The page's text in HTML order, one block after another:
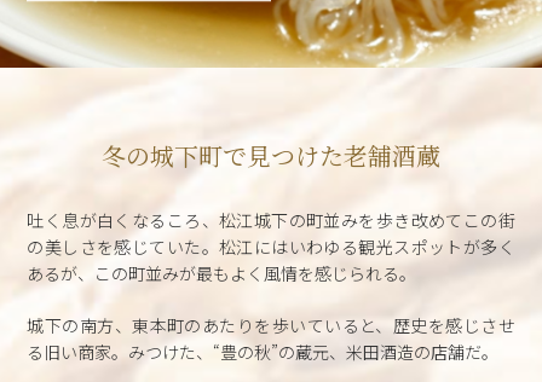
冬の城下町で見つけた老舗酒蔵
吐く息が白くなるころ、松江城下の町並みを歩き改めてこの街
の美しさを感じていた。松江にはいわゆる観光スポットが多く
あるが、この町並みが最もよく風情を感じられる。
城下の南方、東本町のあたりを歩いていると、歴史を感じさせ
る旧い商家。みつけた、“豊の秋”の蔵元、米田酒造の店舗だ。